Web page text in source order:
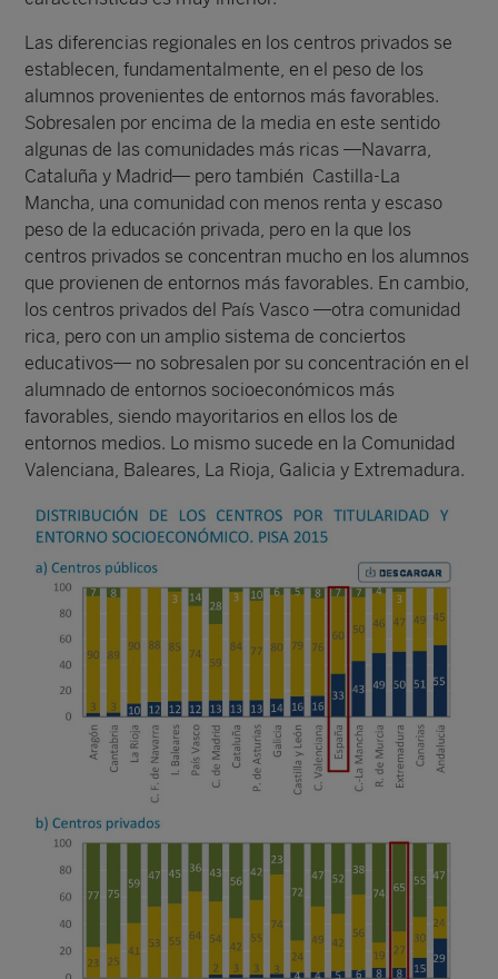
Las diferencias regionales en los centros privados se
establecen, fundamentalmente, en el peso de los
alumnos provenientes de entornos más favorables.
Sobresalen por encima de la media en este sentido
algunas de las comunidades más ricas —Navarra,
Cataluña y Madrid— pero también Castilla-La
Mancha, una comunidad con menos renta y escaso
peso de la educación privada, pero en la que los
centros privados se concentran mucho en los alumnos
que provienen de entornos más favorables. En cambio,
los centros privados del País Vasco —otra comunidad
rica, pero con un amplio sistema de conciertos
educativos— no sobresalen por su concentración en el
alumnado de entornos socioeconómicos más
favorables, siendo mayoritarios en ellos los de
entornos medios. Lo mismo sucede en la Comunidad
Valenciana, Baleares, La Rioja, Galicia y Extremadura.